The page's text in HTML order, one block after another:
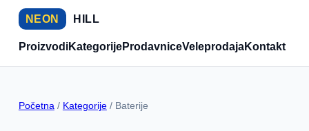
NEON HILL
ProizvodiKategorijeProdavniceVeleprodajaKontakt
Početna / Kategorije/ Baterije